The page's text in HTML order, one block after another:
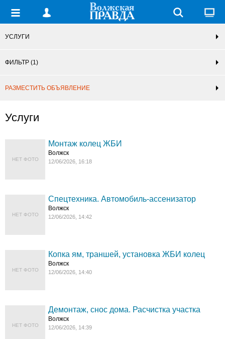
УСЛУГИ
ФИЛЬТР (1)
РАЗМЕСТИТЬ ОБЪЯВЛЕНИЕ
Услуги
НЕТ ФОТО
Монтаж колец ЖБИ
Волжск
12/06/2026, 16:18
НЕТ ФОТО
Спецтехника. Автомобиль-ассенизатор
Волжск
12/06/2026, 14:42
НЕТ ФОТО
Копка ям, траншей, установка ЖБИ колец
Волжск
12/06/2026, 14:40
НЕТ ФОТО
Демонтаж, снос дома. Расчистка участка
Волжск
12/06/2026, 14:39